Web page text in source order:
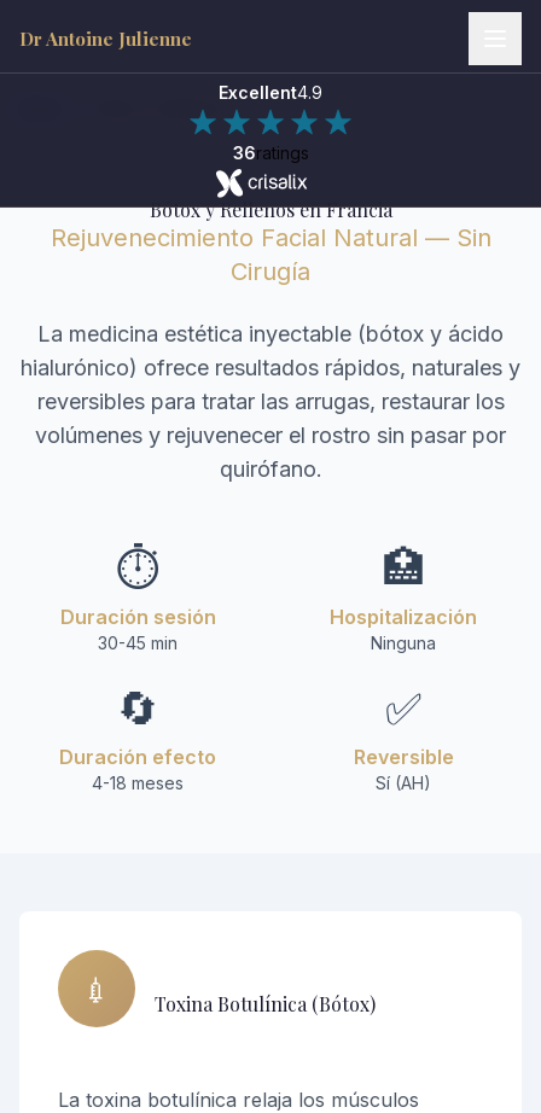
Dr Antoine Julienne
Excellent4.9
36ratings
Bótox y Rellenos
Bótox y Rellenos en Francia
Rejuvenecimiento Facial Natural — Sin
Cirugía
La medicina estética inyectable (bótox y ácido
hialurónico) ofrece resultados rápidos, naturales y
reversibles para tratar las arrugas, restaurar los
volúmenes y rejuvenecer el rostro sin pasar por
quirófano.
⏱️
Duración sesión
30-45 min
🏥
Hospitalización
Ninguna
🔄
Duración efecto
4-18 meses
✅
Reversible
Sí (AH)
💉 Toxina Botulínica (Bótox)
La toxina botulínica relaja los músculos
Dr Antoine Julienne